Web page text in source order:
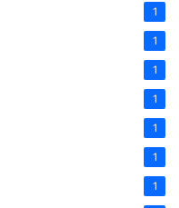
1
1
1
1
1
1
1